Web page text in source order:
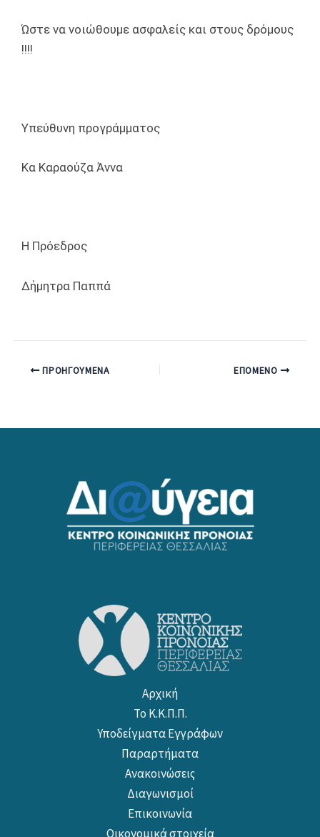
Ώστε να νοιώθουμε ασφαλείς και στους δρόμους
!!!!
Υπεύθυνη προγράμματος
Κα Καραούζα Άννα
Η Πρόεδρος
Δήμητρα Παππά
ΠΡΟΗΓΟΎΜΕΝΑ ΕΠΌΜΕΝΟ
Αρχική
Το Κ.Κ.Π.Π.
Υποδείγματα Εγγράφων
Παραρτήματα
Ανακοινώσεις
Διαγωνισμοί
Επικοινωνία
Οικονομικά στοιχεία